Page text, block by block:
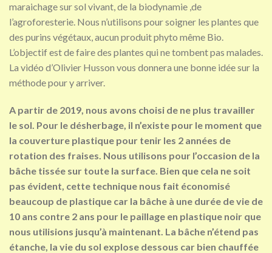
maraichage sur sol vivant, de la biodynamie ,de
l’agroforesterie. Nous n’utilisons pour soigner les plantes que
des purins végétaux, aucun produit phyto même Bio.
L’objectif est de faire des plantes qui ne tombent pas malades.
La vidéo d’Olivier Husson vous donnera une bonne idée sur la
méthode pour y arriver.
A partir de 2019, nous avons choisi de ne plus travailler
le sol. Pour le désherbage, il n’existe pour le moment que
la couverture plastique pour tenir les 2 années de
rotation des fraises. Nous utilisons pour l’occasion de la
bâche tissée sur toute la surface. Bien que cela ne soit
pas évident, cette technique nous fait économisé
beaucoup de plastique car la bâche à une durée de vie de
10 ans contre 2 ans pour le paillage en plastique noir que
nous utilisions jusqu’à maintenant. La bâche n’étend pas
étanche, la vie du sol explose dessous car bien chauffée